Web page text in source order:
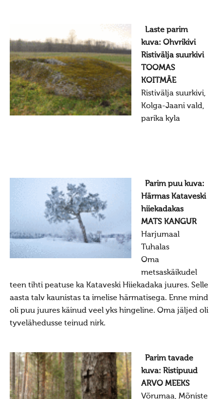
Dokumendid
Pöördumine looduslike pühapaikade kaitseks
Raamat "Looduslikud pühapaigad"
Hiied
Mahu kihelkond
Haljala kihelkond
Ebavere kihelkond
Juelehtme kihelkond
Maardu hiis
Uudised/press
Uudised
Uudised 10236 (2023)
Uudised 10229 (2016)
Uudised 10228 (2015)
Laste parim
kuva: Ohvrikivi
Ristivälja suurkivi
TOOMAS
KOITMÄE
Ristivälja suurkivi,
Kolga-Jaani vald,
parika kyla
Parim puu kuva:
Härmas Kataveski
hiiekadakas
MATS KANGUR
Harjumaal
Tuhalas
Oma
metsaskäikudel
teen tihti peatuse ka Kataveski Hiiekadaka juures. Selle
aasta talv kaunistas ta imelise härmatisega. Enne mind
oli puu juures käinud veel yks hingeline. Oma jäljed oli
tyvelähedusse teinud nirk.
Parim tavade
kuva: Ristipuud
ARVO MEEKS
Võrumaa, Mõniste